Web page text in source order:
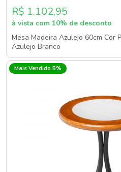
R$ 1.102,95
à vista com 10% de desconto
Mesa Madeira Azulejo 60cm Cor
Azulejo Branco
Mais Vendido 5%